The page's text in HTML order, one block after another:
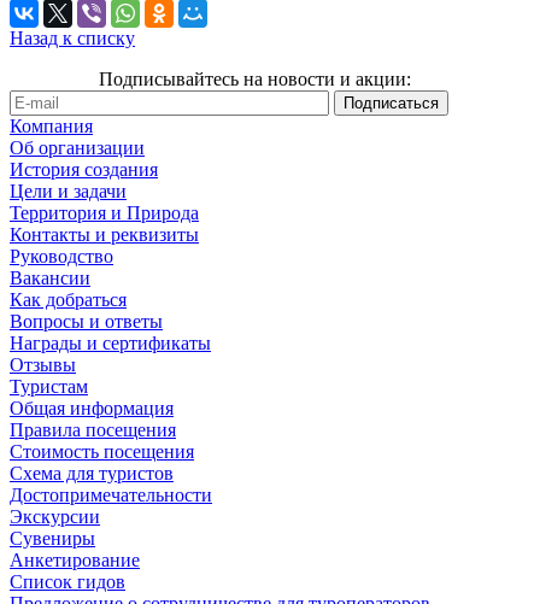
Назад к списку
Подписывайтесь на новости и акции:
Компания
Об организации
История создания
Цели и задачи
Территория и Природа
Контакты и реквизиты
Руководство
Вакансии
Как добраться
Вопросы и ответы
Награды и сертификаты
Отзывы
Туристам
Общая информация
Правила посещения
Стоимость посещения
Схема для туристов
Достопримечательности
Экскурсии
Сувениры
Анкетирование
Список гидов